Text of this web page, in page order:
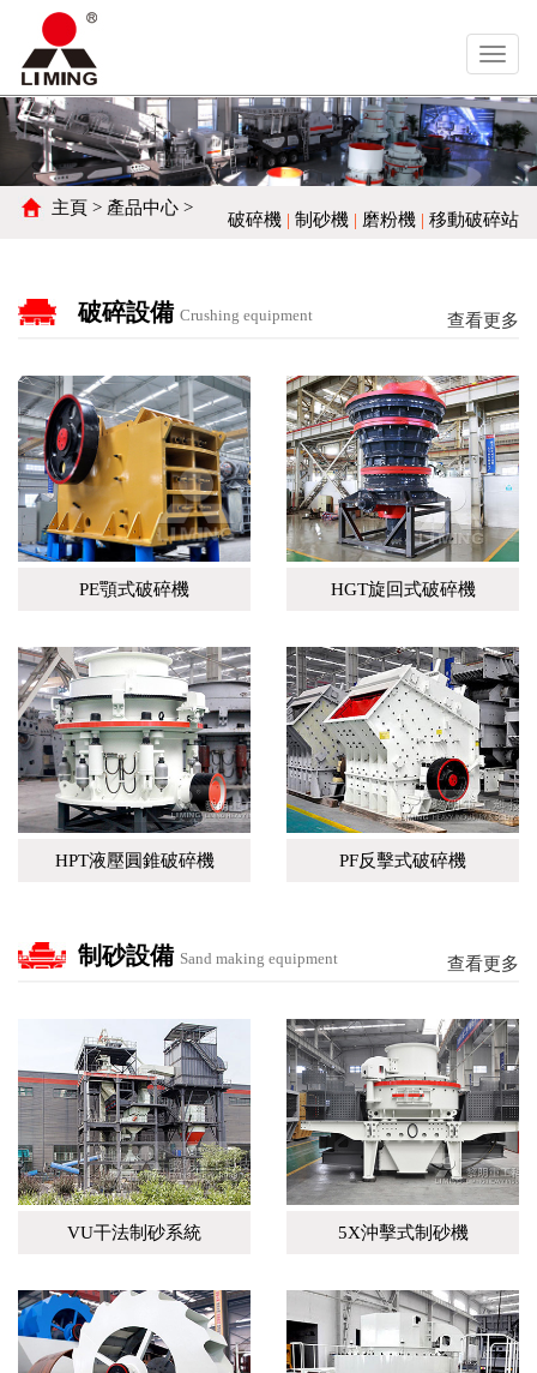
主頁 > 產品中心 >
破碎機 | 制砂機 | 磨粉機 | 移動破碎站
破碎設備 Crushing equipment 查看更多
PE顎式破碎機 HGT旋回式破碎機
HPT液壓圓錐破碎機 PF反擊式破碎機
制砂設備 Sand making equipment 查看更多
VU干法制砂系統 5X沖擊式制砂機